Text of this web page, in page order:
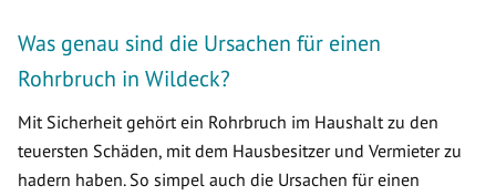
Was genau sind die Ursachen für einen
Rohrbruch in Wildeck?
Mit Sicherheit gehört ein Rohrbruch im Haushalt zu den
teuersten Schäden, mit dem Hausbesitzer und Vermieter zu
hadern haben. So simpel auch die Ursachen für einen